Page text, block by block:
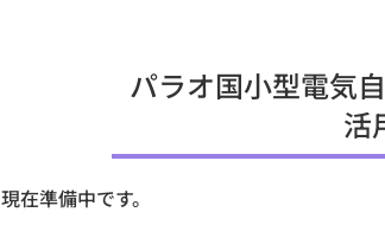
パラオ国小型電気
活
現在準備中です。